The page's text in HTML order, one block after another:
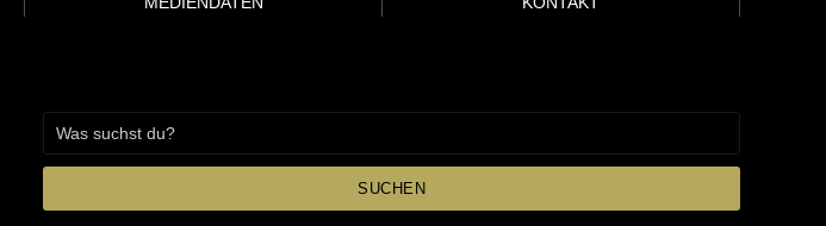
SUCHEN